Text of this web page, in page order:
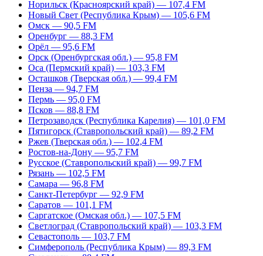
Норильск (Красноярский край) — 107,4 FM
Новый Свет (Республика Крым) — 105,6 FM
Омск — 90,5 FM
Оренбург — 88,3 FM
Орёл — 95,6 FM
Орск (Оренбургская обл.) — 95,8 FM
Оса (Пермский край) — 103,3 FM
Осташков (Тверская обл.) — 99,4 FM
Пенза — 94,7 FM
Пермь — 95,0 FM
Псков — 88,8 FM
Петрозаводск (Республика Карелия) — 101,0 FM
Пятигорск (Ставропольский край) — 89,2 FM
Ржев (Тверская обл.) — 102,4 FM
Ростов-на-Дону — 95,7 FM
Русское (Ставропольский край) — 99,7 FM
Рязань — 102,5 FM
Самара — 96,8 FM
Санкт-Петербург — 92,9 FM
Саратов — 101,1 FM
Саргатское (Омская обл.) — 107,5 FM
Светлоград (Ставропольский край) — 103,3 FM
Севастополь — 103,7 FM
Симферополь (Республика Крым) — 89,3 FM